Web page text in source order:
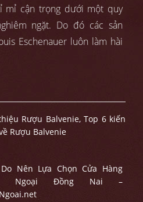
mỉ cận trọng dưới một quy
ngặt. Do đó các sản
Eschenauer luôn làm hài
Rượu Balvenie, Top 6 kiến
Rượu Balvenie
Nên Lựa Chọn Cửa Hàng
Ngoại Đồng Nai –